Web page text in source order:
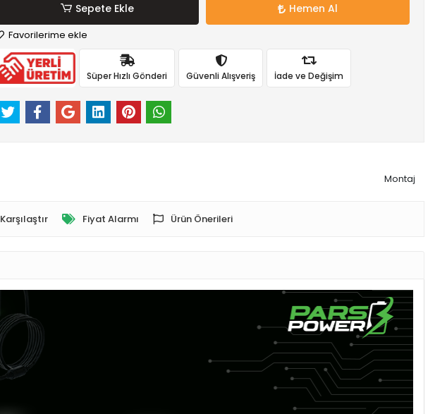
Sepete Ekle Hemen Al
Favorilerime ekle
Süper Hızlı Gönderi Güvenli Alışveriş İade ve Değişim
Montaj
Karşılaştır Fiyat Alarmı Ürün Önerileri